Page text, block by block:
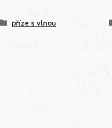
příze s vlnou